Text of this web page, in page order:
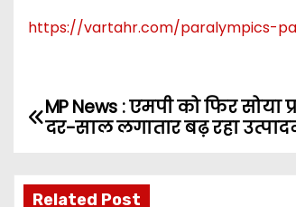
https://vartahr.com/paralympics-
P
s
MP News : एमपी को फिर सोया
दर-साल लगातार बढ़ रहा
Related Post